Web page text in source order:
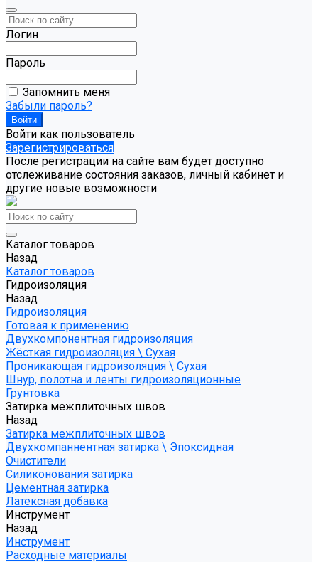
Логин
Пароль
Запомнить меня
Забыли пароль?
Войти как пользователь
Зарегистрироваться
После регистрации на сайте вам будет доступно
отслеживание состояния заказов, личный кабинет и
другие новые возможности
Каталог товаров
Назад
Каталог товаров
Гидроизоляция
Назад
Гидроизоляция
Готовая к применению
Двухкомпонентная гидроизоляция
Жёсткая гидроизоляция \ Сухая
Проникающая гидроизоляция \ Сухая
Шнур, полотна и ленты гидроизоляционные
Грунтовка
Затирка межплиточных швов
Назад
Затирка межплиточных швов
Двухкомпаннентная затирка \ Эпоксидная
Очистители
Силиконования затирка
Цементная затирка
Латексная добавка
Инструмент
Назад
Инструмент
Расходные материалы